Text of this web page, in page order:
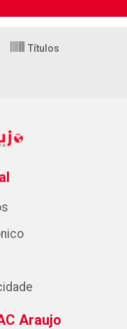
Títulos
Araujo